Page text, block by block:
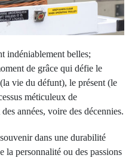
indéniablement belles;
de grâce qui défie le
vie du défunt), le présent (le
méticuleux de
années, voire des décennies.
dans une durabilité
la personnalité ou des passions